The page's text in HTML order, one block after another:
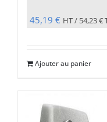
45,19 € HT / 54,23€
Ajouter au panier